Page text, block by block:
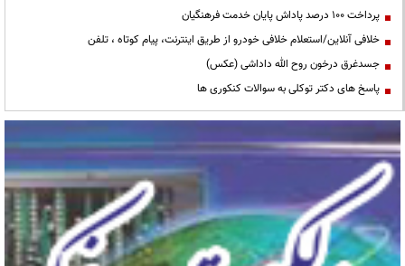
پرداخت ۱۰۰ درصد پاداش پایان خدمت فرهنگیان
خلافی آنلاین/استعلام خلافی خودرو از طریق اینترنت، پیام کوتاه ، تلفن
جسدغرق درخون روح الله داداشی (عکس)
پاسخ های دکتر توکلی به سوالات کنکوری ها